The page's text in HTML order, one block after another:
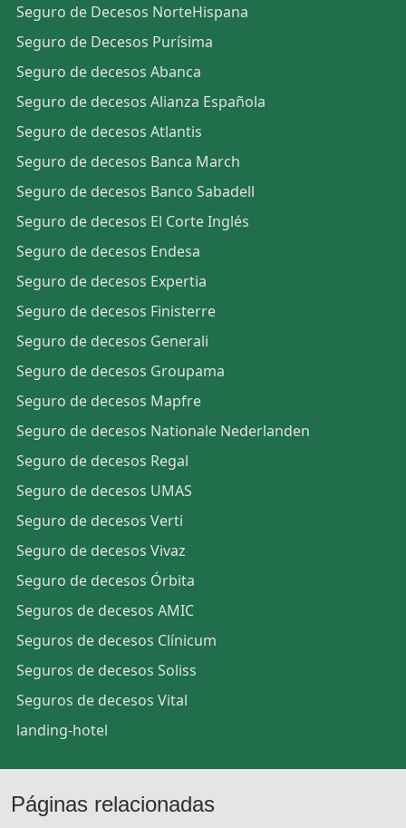
Seguro de Decesos NorteHispana
Seguro de Decesos Purísima
Seguro de decesos Abanca
Seguro de decesos Alianza Española
Seguro de decesos Atlantis
Seguro de decesos Banca March
Seguro de decesos Banco Sabadell
Seguro de decesos El Corte Inglés
Seguro de decesos Endesa
Seguro de decesos Expertia
Seguro de decesos Finisterre
Seguro de decesos Generali
Seguro de decesos Groupama
Seguro de decesos Mapfre
Seguro de decesos Nationale Nederlanden
Seguro de decesos Regal
Seguro de decesos UMAS
Seguro de decesos Verti
Seguro de decesos Vivaz
Seguro de decesos Órbita
Seguros de decesos AMIC
Seguros de decesos Clínicum
Seguros de decesos Soliss
Seguros de decesos Vital
landing-hotel
Páginas relacionadas